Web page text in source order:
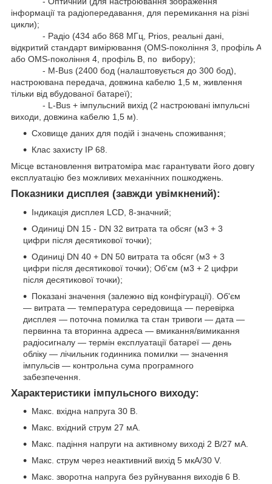
інформації та радіопередавання, для перемикання на різні
цикли);
- Радіо (434 або 868 МГц, Prios, реальні дані,
відкритий стандарт вимірювання (OMS-покоління 3, профіль A
або OMS-покоління 4, профіль B, по вибору);
- M-Bus (2400 бод (налаштовується до 300 бод),
настроювана передача, довжина кабелю 1,5 м, живлення
тільки від вбудованої батареї);
- L-Bus + імпульсний вихід (2 настроювані імпульсні
виходи, довжина кабелю 1,5 м).
Сховище даних для подій і значень споживання;
Клас захисту IP 68.
Місце встановлення витратоміра має гарантувати його довгу
експлуатацію без можливих механічних пошкоджень.
Показники дисплея (завжди увімкнений):
Індикація дисплея LCD, 8-значний;
Одиниці DN 15 - DN 32 витрата та обсяг (м3 + 3
цифри після десятикової точки);
Одиниці DN 40 + DN 50 витрата та обсяг (м3 + 3
цифри після десятикової точки); Об'єм (м3 + 2 цифри
після десятикової точки);
Показані значення (залежно від конфігурації). Об'єм
— витрата — температура середовища — перевірка
дисплея — поточна помилка та стан тривоги — дата —
первинна та вторинна адреса — вмикання/вимикання
радіосигналу — термін експлуатації батареї — день
обліку — лічильник годинника помилки — значення
імпульсів — контрольна сума програмного
забезпечення.
Характеристики імпульсного виходу:
Макс. вхідна напруга 30 В.
Макс. вхідний струм 27 мА.
Макс. падіння напруги на активному виході 2 В/27 мА.
Макс. струм через неактивний вихід 5 мкА/30 V.
Макс. зворотна напруга без руйнування виходів 6 В.